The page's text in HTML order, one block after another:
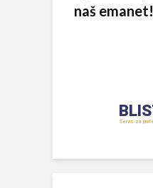
naš emanet!